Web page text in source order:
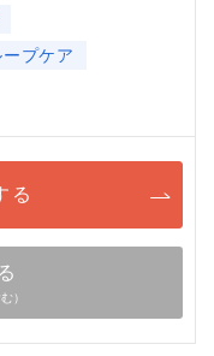
プケア
る
）